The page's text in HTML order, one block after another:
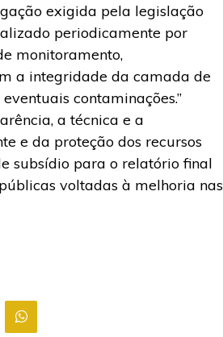
exigida pela legislação
periodicamente por
monitoramento,
a integridade da camada de
contaminações.”
a técnica e a
e da proteção dos recursos
subsídio para o relatório final
voltadas à melhoria nas